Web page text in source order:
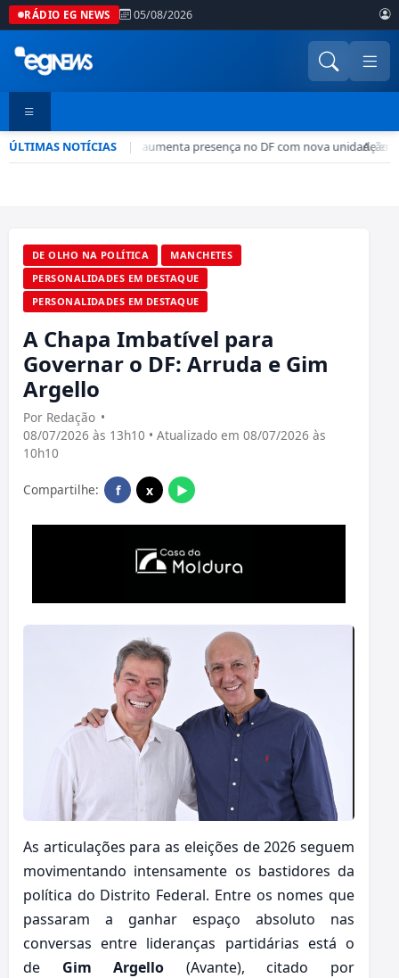
RÁDIO EG NEWS 05/08/2026
ÚLTIMAS NOTÍCIAS |
Rede CADE aumenta presença no DF com nova unidade em
• Ação
DE OLHO NA POLÍTICA
MANCHETES
PERSONALIDADES EM DESTAQUE
PERSONALIDADES EM DESTAQUE
A Chapa Imbatível para
Governar o DF: Arruda e Gim
Argello
Por Redação •
08/07/2026 às 13h10 • Atualizado em 08/07/2026 às
10h10
Compartilhe: f x ▶
As articulações para as eleições de 2026 seguem
movimentando intensamente os bastidores da
política do Distrito Federal. Entre os nomes que
passaram a ganhar espaço absoluto nas
conversas entre lideranças partidárias está o
de Gim Argello (Avante), citado por